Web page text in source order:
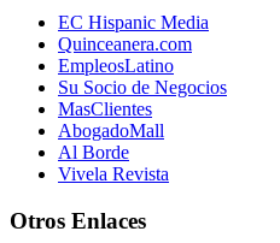
EC Hispanic Media
Quinceanera.com
EmpleosLatino
Su Socio de Negocios
MasClientes
AbogadoMall
Al Borde
Vivela Revista
Otros Enlaces